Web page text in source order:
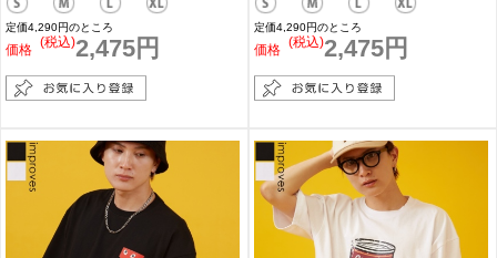
定価4,290円のところ
価格 2,475円
(税込)
定価4,290円のところ
価格 2,475円
(税込)